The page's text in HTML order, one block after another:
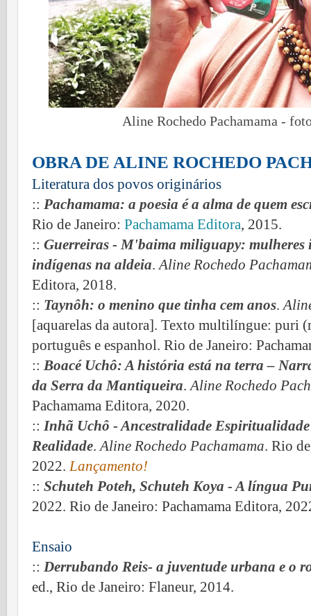
Aline Rochedo Pachamama -
OBRA DE ALINE ROCHEDO
Literatura dos povos originários
:: Pachamama: a poesia é a alma de quem
Rio de Janeiro: Pachamama Editora, 2015.
:: Guerreiras - M'baima miliguapy: mulheres
indígenas na aldeia.Aline Rochedo
Editora, 2018.
:: Taynôh: o menino que tinha cem anos.
[aquarelas da autora]. Texto multilíngue: puri
português e espanhol. Rio de Janeiro:
:: Boacé Uchô: A história está na terra –
da Serra da Mantiqueira.Aline Rochedo
Pachamama Editora, 2020.
:: Inhã Uchô - Ancestralidade
Realidade.Aline Rochedo Pachamama. Rio
2022.Lançamento!
:: Schuteh Poteh, Schuteh Koya - A língua
2022. Rio de Janeiro: Pachamama Editora,
Ensaio
:: Derrubando Reis- a juventude urbana e o
ed., Rio de Janeiro: Flaneur, 2014.